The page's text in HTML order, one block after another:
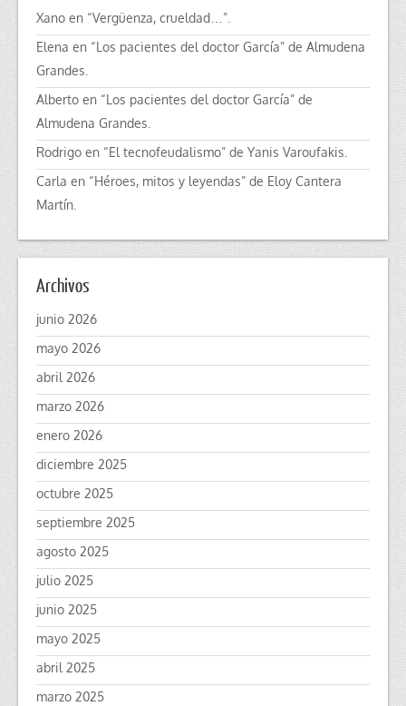
Xano en “Vergüenza, crueldad…”.
Elena en “Los pacientes del doctor García” de Almudena
Grandes.
Alberto en “Los pacientes del doctor García” de
Almudena Grandes.
Rodrigo en “El tecnofeudalismo” de Yanis Varoufakis.
Carla en “Héroes, mitos y leyendas” de Eloy Cantera
Martín.
Archivos
junio 2026
mayo 2026
abril 2026
marzo 2026
enero 2026
diciembre 2025
octubre 2025
septiembre 2025
agosto 2025
julio 2025
junio 2025
mayo 2025
abril 2025
marzo 2025